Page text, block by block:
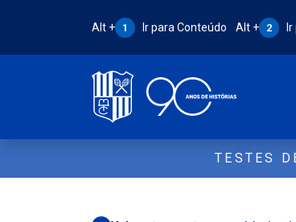
Atalho Alt + 1:
Alt + 1 Ir para Conteúdo Atalho Alt +
Alt + 2 Ir
TESTES